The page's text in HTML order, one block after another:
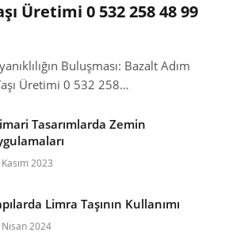
Üretimi 0 532 258 48 99
Buluşması: Bazalt Adım
Üretimi 0 532 258…
Tasarımlarda Zemin
2023
Limra Taşının Kullanımı
Nisan 2024